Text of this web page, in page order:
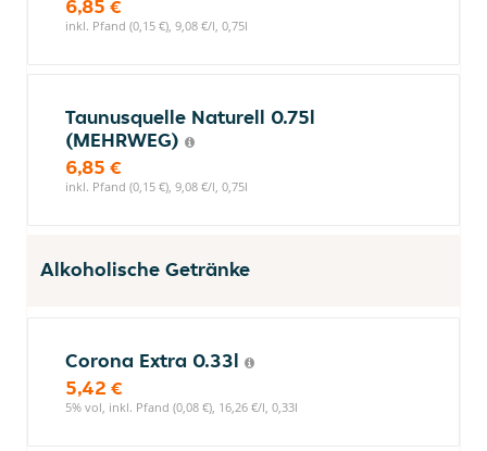
6,85 €
inkl. Pfand (0,15 €), 9,08 €/l, 0,75l
Taunusquelle Naturell 0.75l
(MEHRWEG)
6,85 €
inkl. Pfand (0,15 €), 9,08 €/l, 0,75l
Alkoholische Getränke
Corona Extra 0.33l
5,42 €
5% vol, inkl. Pfand (0,08 €), 16,26 €/l, 0,33l